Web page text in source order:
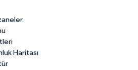
Haritası